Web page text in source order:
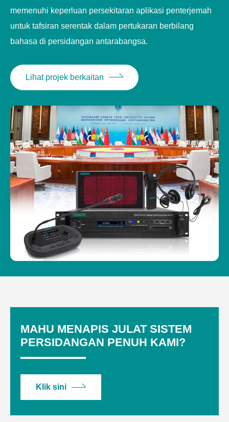
Dengan auto menukar fungsi penguncian saluran
bahasa dan tafsiran di tapak.
Menyokong peringatan kelajuan anti-howling dan
bercakap, serta fungsi masa bercakap.
Mengamalkan pemancar mudah alih untuk
yang boleh dipindahkan dan digunakan di tempat
pertemuan.
memenuhi keperluan persekitaran aplikasi penterjemah
untuk tafsiran serentak dalam pertukaran berbilang
bahasa di persidangan antarabangsa.
Lihat projek berkaitan
MAHU MENAPIS JULAT SISTEM
PERSIDANGAN PENUH KAMI?
Klik sini